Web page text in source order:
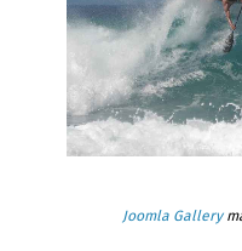
Joomla Gallery